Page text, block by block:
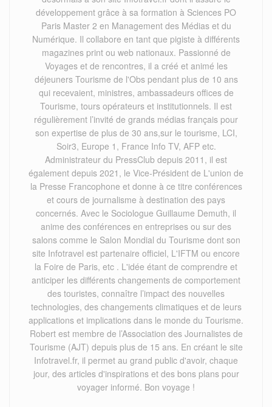
développement grâce à sa formation à Sciences PO
Paris Master 2 en Management des Médias et du
Numérique. Il collabore en tant que pigiste à différents
magazines print ou web nationaux. Passionné de
Voyages et de rencontres, il a créé et animé les
déjeuners Tourisme de l'Obs pendant plus de 10 ans
qui recevaient, ministres, ambassadeurs offices de
Tourisme, tours opérateurs et institutionnels. Il est
régulièrement l’invité de grands médias français pour
son expertise de plus de 30 ans,sur le tourisme, LCI,
Soir3, Europe 1, France Info TV, AFP etc.
Administrateur du PressClub depuis 2011, il est
également depuis 2021, le Vice-Président de L'union de
la Presse Francophone et donne à ce titre conférences
et cours de journalisme à destination des pays
concernés. Avec le Sociologue Guillaume Demuth, il
anime des conférences en entreprises ou sur des
salons comme le Salon Mondial du Tourisme dont son
site Infotravel est partenaire officiel, L'IFTM ou encore
la Foire de Paris, etc . L'idée étant de comprendre et
anticiper les différents changements de comportement
des touristes, connaître l’impact des nouvelles
technologies, des changements climatiques et de leurs
applications et implications dans le monde du Tourisme.
Robert est membre de l’Association des Journalistes de
Tourisme (AJT) depuis plus de 15 ans. En créant le site
Infotravel.fr, il permet au grand public d'avoir, chaque
jour, des articles d'inspirations et des bons plans pour
voyager informé. Bon voyage !